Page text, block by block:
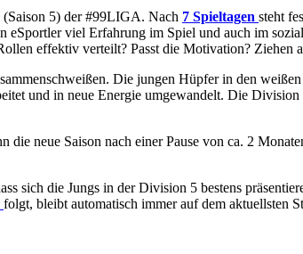
5) der #99LIGA. Nach 7 Spieltagen steht
viel Erfahrung im Spiel und auch im
effektiv verteilt? Passt die Motivation? Ziehen
Die jungen Hüpfer in den
und in neue Energie umgewandelt. Die
neue Saison nach einer Pause von ca. 2
sich die Jungs in der Division 5 bestens
folgt, bleibt automatisch immer auf dem aktuellsten